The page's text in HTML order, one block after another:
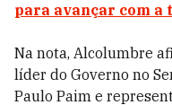
para avançar com a
Na nota, Alcolumbre
líder do Governo no
Paulo Paim e